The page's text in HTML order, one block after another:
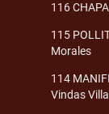
116
115
Morales
114
Vindas